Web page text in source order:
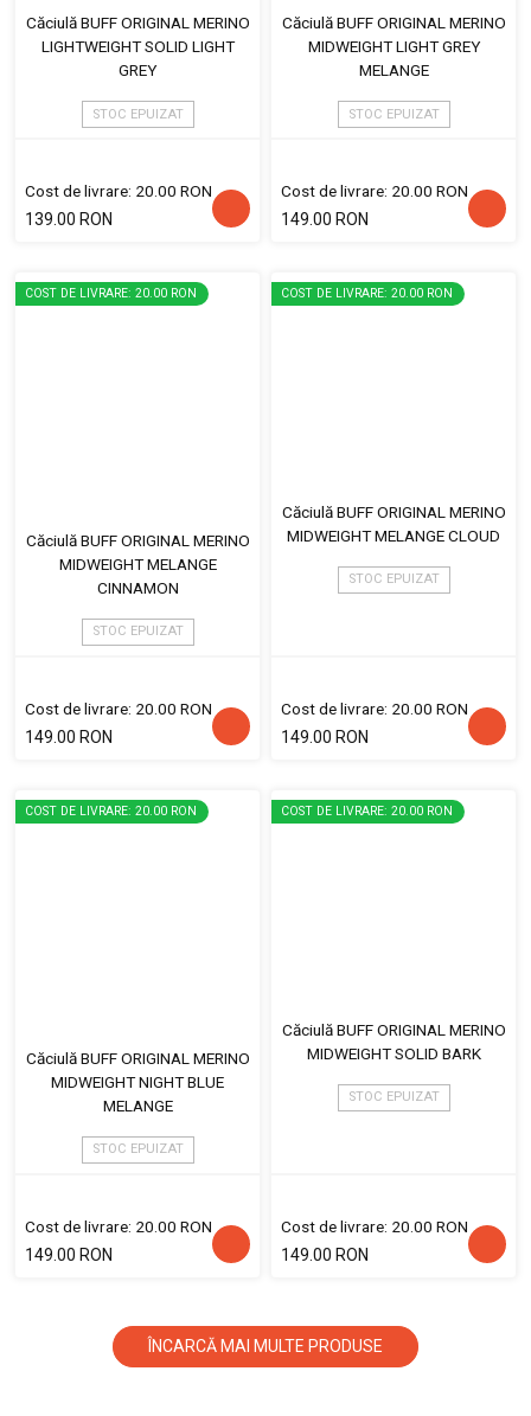
Căciulă BUFF ORIGINAL MERINO
LIGHTWEIGHT SOLID LIGHT
GREY
STOC EPUIZAT
Cost de livrare: 20.00 RON
139.00 RON
Căciulă BUFF ORIGINAL MERINO
MIDWEIGHT LIGHT GREY
MELANGE
STOC EPUIZAT
Cost de livrare: 20.00 RON
149.00 RON
COST DE LIVRARE: 20.00 RON
Căciulă BUFF ORIGINAL MERINO
MIDWEIGHT MELANGE
CINNAMON
STOC EPUIZAT
Cost de livrare: 20.00 RON
149.00 RON
COST DE LIVRARE: 20.00 RON
Căciulă BUFF ORIGINAL MERINO
MIDWEIGHT MELANGE CLOUD
STOC EPUIZAT
Cost de livrare: 20.00 RON
149.00 RON
COST DE LIVRARE: 20.00 RON
Căciulă BUFF ORIGINAL MERINO
MIDWEIGHT NIGHT BLUE
MELANGE
STOC EPUIZAT
Cost de livrare: 20.00 RON
149.00 RON
COST DE LIVRARE: 20.00 RON
Căciulă BUFF ORIGINAL MERINO
MIDWEIGHT SOLID BARK
STOC EPUIZAT
Cost de livrare: 20.00 RON
149.00 RON
ÎNCARCĂ MAI MULTE PRODUSE